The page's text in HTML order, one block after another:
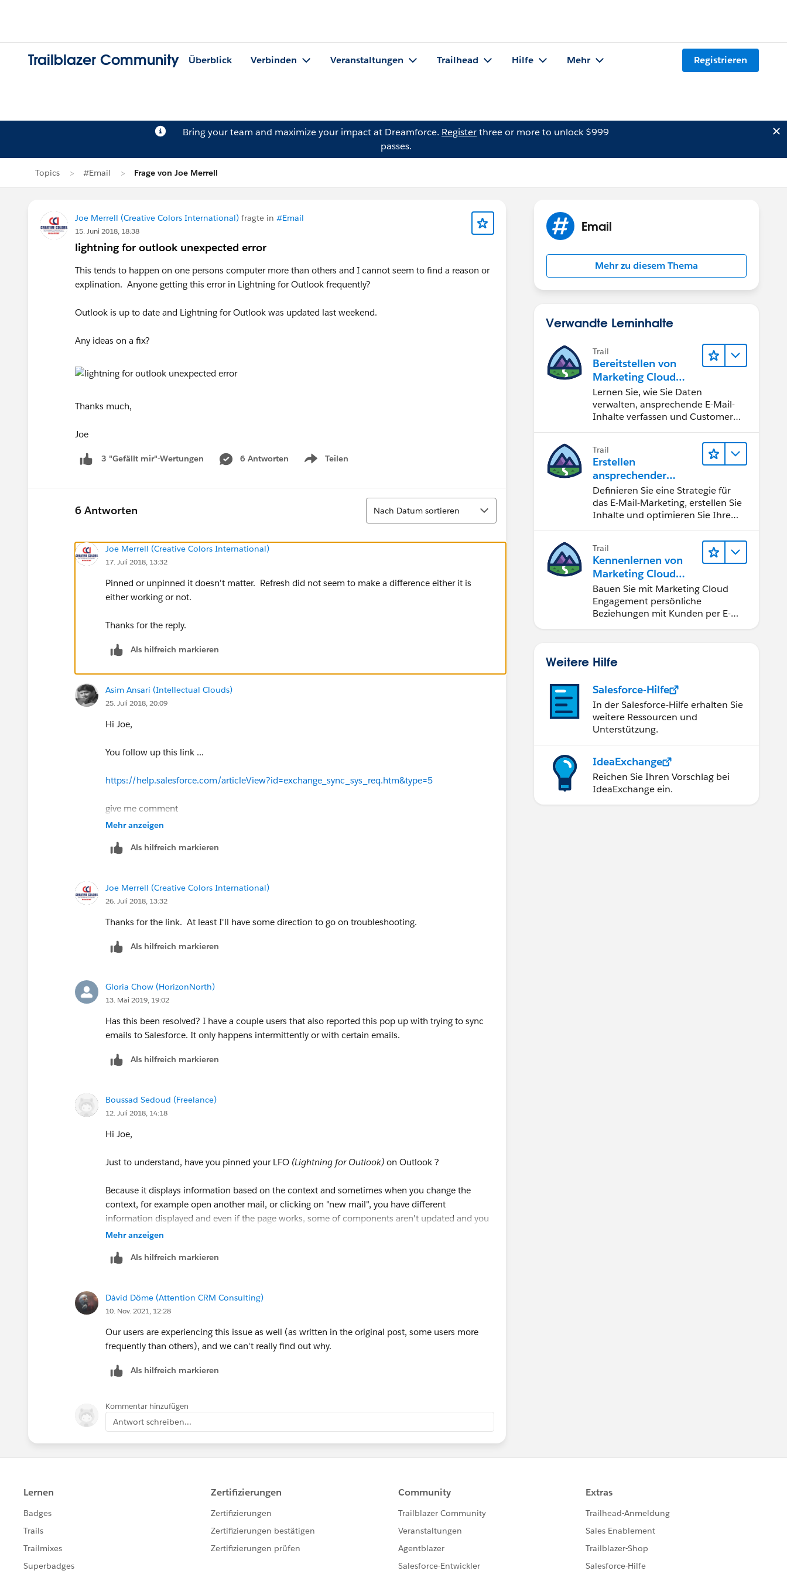
Trailblazer Community Überblick Verbinden Veranstaltungen Trailhead Hilfe Mehr Registrieren
Bring your team and maximize your impact at Dreamforce. Registerthree or more to unlock $999
passes.
Topics #Email Frage von Joe Merrell
Joe Merrell (Creative Colors International) fragte in #Email
15. Juni 2018, 18:38
lightning for outlook unexpected error
This tends to happen on one persons computer more than others and I cannot seem to find a reason or
explination. Anyone getting this error in Lightning for Outlook frequently?
Outlook is up to date and Lightning for Outlook was updated last weekend.
Any ideas on a fix?
Thanks much,
Joe
3 "Gefällt mir"-Wertungen 6 Antworten Teilen
Show menu
6 Antworten
Sortieren
Nach Datum sortieren
Joe Merrell (Creative Colors International)
17. Juli 2018, 13:32
Pinned or unpinned it doesn't matter. Refresh did not seem to make a difference either it is
either working or not.
Thanks for the reply.
Als hilfreich markieren
Asim Ansari (Intellectual Clouds)
25. Juli 2018, 20:09
Hi Joe,
​You follow up this link ...
https://help.salesforce.com/articleView?id=exchange_sync_sys_req.htm&type=5
give me comment
Mehr anzeigen
Als hilfreich markieren
Joe Merrell (Creative Colors International)
26. Juli 2018, 13:32
Thanks for the link. At least I'll have some direction to go on troubleshooting.
Als hilfreich markieren
Gloria Chow (HorizonNorth)
13. Mai 2019, 19:02
Has this been resolved? I have a couple users that also reported this pop up with trying to sync
emails to Salesforce. It only happens intermittently or with certain emails.
Als hilfreich markieren
Boussad Sedoud (Freelance)
12. Juli 2018, 14:18
Hi Joe,
Just to understand, have you pinned your LFO (Lightning for Outlook) on Outlook ?
Because it displays information based on the context and sometimes when you change the
context, for example open another mail, or clicking on "new mail", you have different
information displayed and even if the page works, some of components aren't updated and you
should refresh the LFO to display them.
Hope this helps,
Mehr anzeigen
Als hilfreich markieren
Dávid Döme (Attention CRM Consulting)
10. Nov. 2021, 12:28
Our users are experiencing this issue as well (as written in the original post, some users more
frequently than others), and we can't really find out why.
Als hilfreich markieren
Kommentar hinzufügen
Antwort schreiben...
Email
Mehr zu diesem Thema
Verwandte Lerninhalte
Trail
Bereitstellen von
Marketing Cloud
Engagement
Lernen Sie, wie Sie Daten
verwalten, ansprechende E-Mail-
Inhalte verfassen und Customer
Trail
Erstellen
ansprechender
Inhalte, um
Marketingziele zu
erreichen
Definieren Sie eine Strategie für
das E-Mail-Marketing, erstellen Sie
Inhalte und optimieren Sie Ihre
Trail
Kennenlernen von
Marketing Cloud
Engagement
Bauen Sie mit Marketing Cloud
Engagement persönliche
Beziehungen mit Kunden per E-
Weitere Hilfe
Salesforce-Hilfe
In der Salesforce-Hilfe erhalten Sie
weitere Ressourcen und
Unterstützung.
IdeaExchange
Reichen Sie Ihren Vorschlag bei
IdeaExchange ein.